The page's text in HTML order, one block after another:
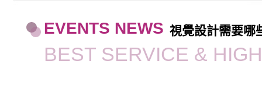
EVENTS NEWS 視覺設計需要哪
BEST SERVICE &